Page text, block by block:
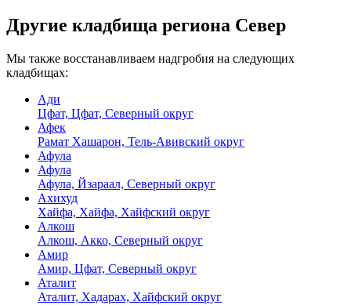
Другие кладбища региона Север
Мы также восстанавливаем надгробия на следующих
кладбищах:
Ади
Цфат, Цфат, Северный округ
Афек
Рамат Хашарон, Тель-Авивский округ
Афула
Афула
Афула, Йзараал, Северный округ
Ахихуд
Хайфа, Хайфа, Хайфский округ
Алкош
Алкош, Акко, Северный округ
Амир
Амир, Цфат, Северный округ
Аталит
Аталит, Хадарах, Хайфский округ